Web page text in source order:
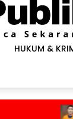
HUKUM &
Konawe Selatan